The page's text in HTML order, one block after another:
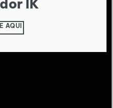
IK
AQUI